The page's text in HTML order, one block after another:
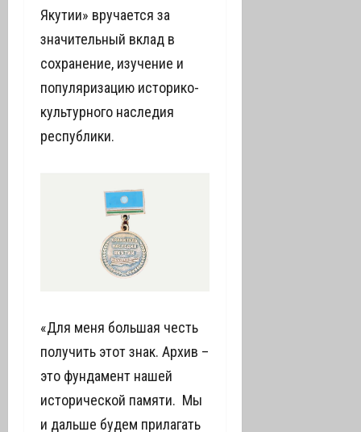
Якутии» вручается за
значительный вклад в
сохранение, изучение и
популяризацию историко-
культурного наследия
республики.
«Для меня большая честь
получить этот знак. Архив –
это фундамент нашей
исторической памяти. Мы
и дальше будем прилагать